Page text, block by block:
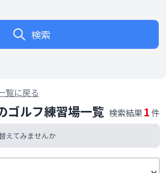
検索
覧に戻る
ゴルフ練習場一覧 検索結果 1 件
えてみませんか